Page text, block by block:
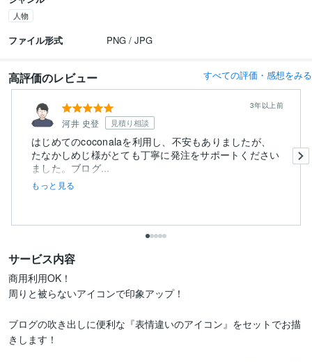
人物
ファイル形式 PNG / JPG
高評価のレビュー すべての評価・感想をみる
河井 史登 見積り相談
3年以上前
はじめてのcoconalaを利用し、不安もありましたが、
たなかしめじ様がとても丁寧に発注をサポートください
ました。ブログ...
もっと見る
サービス内容
商用利用OK！
周りと被らないアイコンで印象アップ！
ブログの吹き出しに便利な『表情違いのアイコン』をセットでお描
きします！